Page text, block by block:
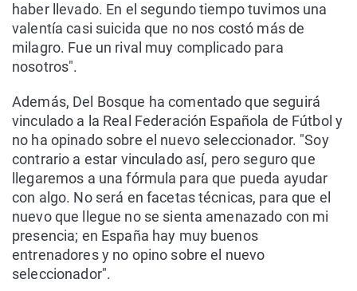
haber llevado. En el segundo tiempo tuvimos una
valentía casi suicida que no nos costó más de
milagro. Fue un rival muy complicado para
nosotros".
Además, Del Bosque ha comentado que seguirá
vinculado a la Real Federación Española de Fútbol y
no ha opinado sobre el nuevo seleccionador. "Soy
contrario a estar vinculado así, pero seguro que
llegaremos a una fórmula para que pueda ayudar
con algo. No será en facetas técnicas, para que el
nuevo que llegue no se sienta amenazado con mi
presencia; en España hay muy buenos
entrenadores y no opino sobre el nuevo
seleccionador".